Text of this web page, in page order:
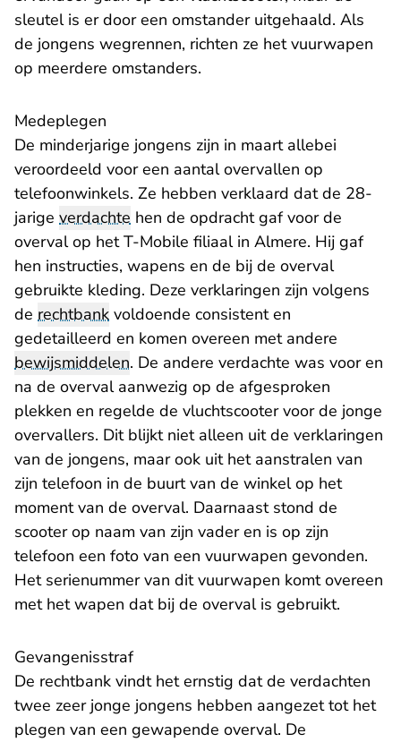
sleutel is er door een omstander uitgehaald. Als
de jongens wegrennen, richten ze het vuurwapen
op meerdere omstanders.
Medeplegen
De minderjarige jongens zijn in maart allebei
veroordeeld voor een aantal overvallen op
telefoonwinkels. Ze hebben verklaard dat de 28-
jarige verdachte hen de opdracht gaf voor de
overval op het T-Mobile filiaal in Almere. Hij gaf
hen instructies, wapens en de bij de overval
gebruikte kleding. Deze verklaringen zijn volgens
de rechtbank voldoende consistent en
gedetailleerd en komen overeen met andere
bewijsmiddelen. De andere verdachte was voor en
na de overval aanwezig op de afgesproken
plekken en regelde de vluchtscooter voor de jonge
overvallers. Dit blijkt niet alleen uit de verklaringen
van de jongens, maar ook uit het aanstralen van
zijn telefoon in de buurt van de winkel op het
moment van de overval. Daarnaast stond de
scooter op naam van zijn vader en is op zijn
telefoon een foto van een vuurwapen gevonden.
Het serienummer van dit vuurwapen komt overeen
met het wapen dat bij de overval is gebruikt.
Gevangenisstraf
De rechtbank vindt het ernstig dat de verdachten
twee zeer jonge jongens hebben aangezet tot het
plegen van een gewapende overval. De